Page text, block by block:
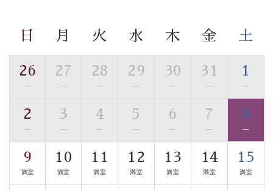
す。
■貸切温泉風呂 （40分無料）
眺望はございませんが、源泉掛け流しの温泉の質を楽し
む貸切温泉風呂です。ゆったりといやされるプライベー
トな空間をお愉しみください。
【旅】
■諏訪大社4社を巡る無料参拝バス
豊富な知識を持ったドライバー兼ガイドが諏訪大社をご
日 月 火 水 木 金 土
26
—
27
—
28
—
29
—
30
—
31
—
1
—
2
—
3
—
4
—
5
—
6
—
7
—
8
—
9
満室
10
満室
11
満室
12
満室
13
満室
14
満室
15
満室